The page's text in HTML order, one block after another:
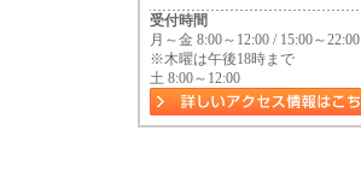
受付時間
月～金 8:00～12:00 / 15:00～22:00
※木曜は午後18時まで
土 8:00～12:00